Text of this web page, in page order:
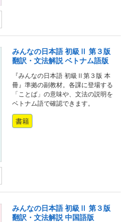
みんなの日本語 初級Ⅱ 第３版
翻訳・文法解説 ベトナム語版
『みんなの日本語 初級Ⅱ第３版 本
冊』準拠の副教材。各課に登場する
「ことば」の意味や、文法の説明を
ベトナム語で確認できます。
書籍
みんなの日本語 初級Ⅱ 第３版
翻訳・文法解説 中国語版